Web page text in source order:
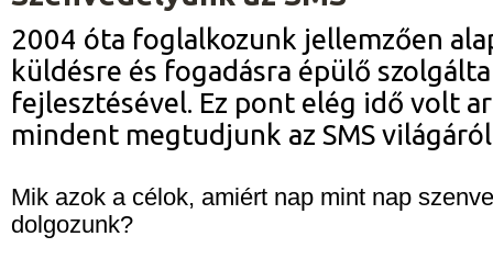
2004 óta foglalkozunk jellemzően
küldésre és fogadásra épülő
fejlesztésével. Ez pont elég idő volt
mindent megtudjunk az SMS
Mik azok a célok, amiért nap mint nap
dolgozunk?